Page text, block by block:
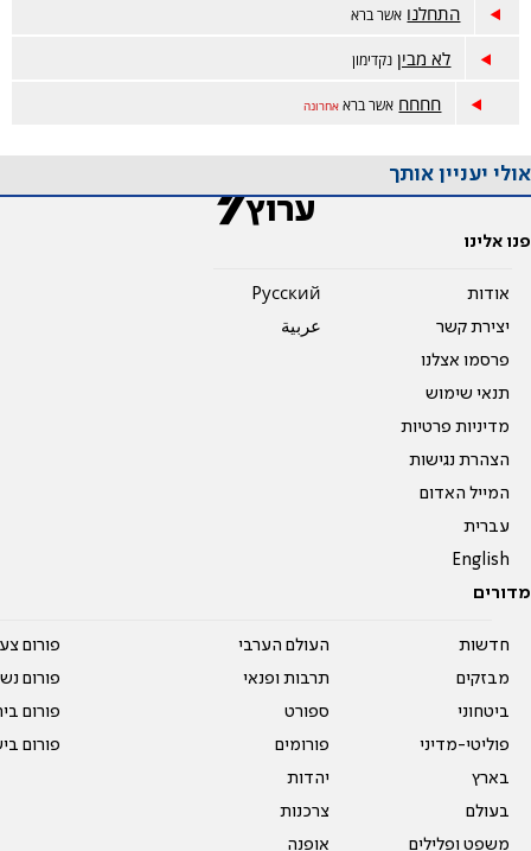
התחלנו אשר ברא
לא מבין נקדימון
חחחח אשר ברא אחרונה
אולי יעניין אותך
פנו אלינו
אודות
יצירת קשר
פרסמו אצלנו
תנאי שימוש
מדיניות פרטיות
הצהרת נגישות
המייל האדום
עברית
English
Pусский
عربية
מדורים
חדשות
מבזקים
ביטחוני
פוליטי-מדיני
בארץ
בעולם
משפט ופלילים
העולם הערבי
תרבות ופנאי
ספורט
פורומים
יהדות
צרכנות
אופנה
פורום
פורום
פורום
פורום